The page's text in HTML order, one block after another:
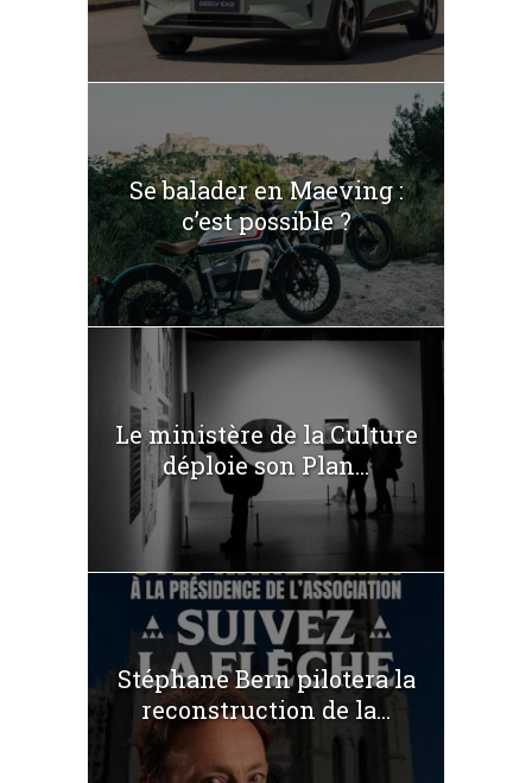
Se balader en Maeving :
c’est possible ?
Le ministère de la Culture
déploie son Plan...
Stéphane Bern pilotera la
reconstruction de la...